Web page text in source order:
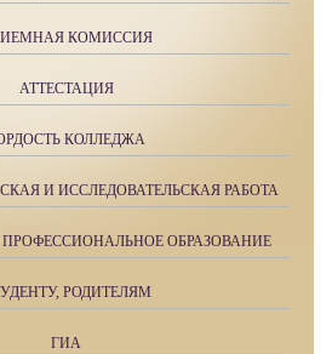
КОМИССИЯ
АТТЕСТАЦИЯ
КОЛЛЕДЖА
И ИССЛЕДОВАТЕЛЬСКАЯ РАБОТА
ОБРАЗОВАНИЕ
РОДИТЕЛЯМ
ГИА